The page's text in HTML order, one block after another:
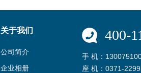
关于我们
公司简介
企业相册
400-
手 机：
座 机：0371-